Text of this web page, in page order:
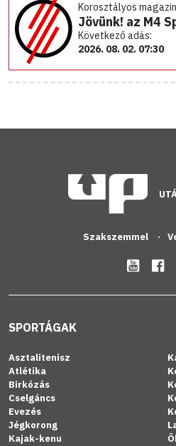
Korosztályos
Jövünk! az M4
Következő adás:
2026. 08. 02. 07:30
Szakszemmel
SPORTÁGAK
Asztalitenisz
Atlétika
Birkózás
Cselgáncs
Evezés
Jégkorong
Kajak-kenu